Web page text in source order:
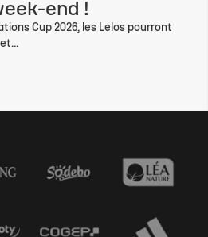
end !
Cup 2026, les Lelos pourront